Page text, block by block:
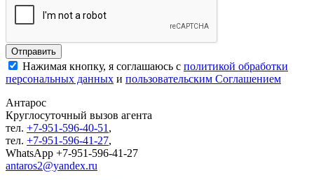
Нажимая кнопку, я соглашаюсь с политикой обработки
персональных данных и пользовательским Соглашением
Антарос
Круглосуточный вызов агента
тел. +7-951-596-40-51 ,
тел. +7-951-596-41-27,
WhatsApp +7-951-596-41-27
antaros2@yandex.ru